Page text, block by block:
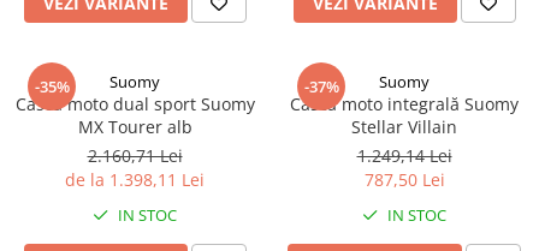
-35% Suomy
Cască moto dual sport Suomy
MX Tourer alb
2.160,71 Lei
de la 1.398,11 Lei
IN STOC
-37% Suomy
Cască moto integrală Suomy
Stellar Villain
1.249,14 Lei
787,50 Lei
IN STOC